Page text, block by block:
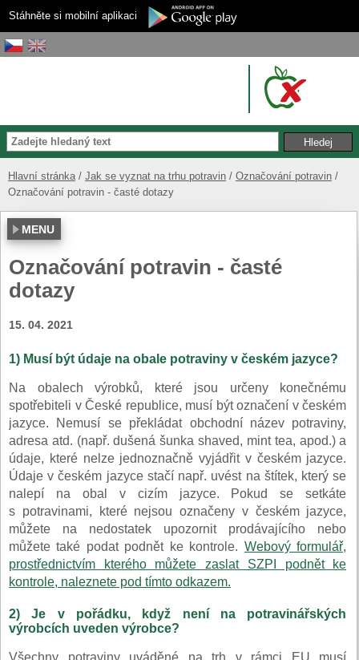
Stáhněte si mobilní aplikaci
Hlavní stránka Jak se vyznat na trhu potravin
Označování potravin
Označování potravin - časté dotazy
MENU
Označování potravin - časté
dotazy
15. 04. 2021
1) Musí být údaje na obale potraviny v českém jazyce?
Na obalech výrobků, které jsou určeny konečnému
spotřebiteli v České republice, musí být označení v českém
jazyce. Nemusí se překládat obchodní název potraviny,
adresa atd. (např. dušená šunka shaved, mint tea, apod.) a
údaje, které nelze jednoznačně vyjádřit v českém jazyce.
Údaje v českém jazyce stačí např. uvést na štítek, který se
nalepí na obal v cizím jazyce. Pokud se setkáte
s potravinami, které nejsou označeny v českém jazyce,
můžete na nedostatek upozornit prodávajícího nebo
můžete také podat podnět ke kontrole. Webový formulář,
prostřednictvím kterého můžete zaslat SZPI podnět ke
kontrole, naleznete pod tímto odkazem.
2) Je v pořádku, když není na potravinářských
výrobcích uveden výrobce?
Všechny potraviny uváděné na trh v rámci EU musí